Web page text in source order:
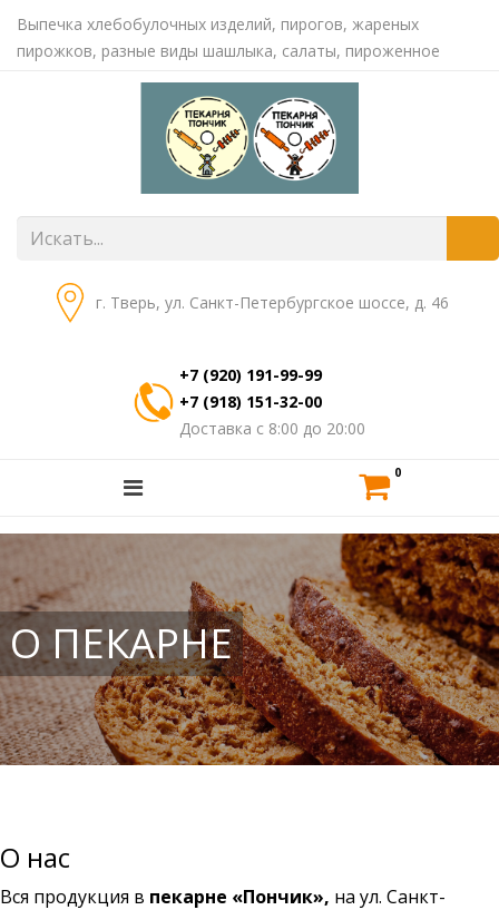
Выпечка хлебобулочных изделий, пирогов, жареных
пирожков, разные виды шашлыка, салаты, пироженное
г. Тверь, ул. Санкт-Петербургское шоссе, д. 46
+7 (920) 191-99-99
+7 (918) 151-32-00
Доставка с 8:00 до 20:00
0
О ПЕКАРНЕ
О нас
Вся продукция в пекарне «Пончик», на ул. Санкт-